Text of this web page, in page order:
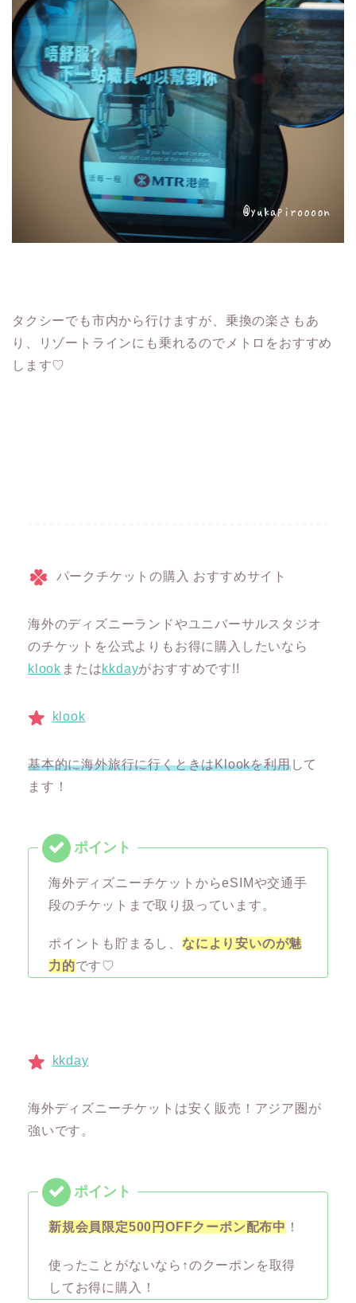
タクシーでも市内から行けますが、乗換の楽さもあ
り、リゾートラインにも乗れるのでメトロをおすすめ
します♡
パークチケットの購入 おすすめサイト
海外のディズニーランドやユニバーサルスタジオ
のチケットを公式よりもお得に購入したいなら
klook またはkkdayがおすすめです!!
klook
基本的に海外旅行に行くときはKlookを利用して
ます！
海外ディズニーチケットからeSIMや交通手
段のチケットまで取り扱っています。
ポイントも貯まるし、 なにより安いのが魅
力的です♡
kkday
海外ディズニーチケットは安く販売！アジア圏が
強いです。
新規会員限定500円OFFクーポン配布中 ！
使ったことがないなら↑のクーポンを取得
してお得に購入！